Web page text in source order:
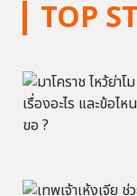
TOP